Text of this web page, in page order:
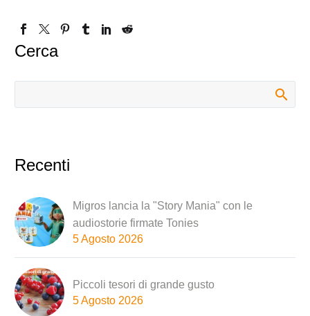
Cerca
Recenti
Migros lancia la "Story Mania" con le
audiostorie firmate Tonies
5 Agosto 2026
Piccoli tesori di grande gusto
5 Agosto 2026